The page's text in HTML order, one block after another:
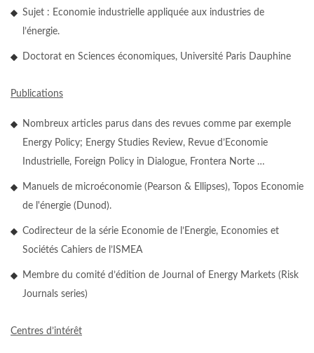
Sujet : Economie industrielle appliquée aux industries de
l’énergie.
Doctorat en Sciences économiques, Université Paris Dauphine
Publications
Nombreux articles parus dans des revues comme par exemple
Energy Policy; Energy Studies Review, Revue d’Economie
Industrielle, Foreign Policy in Dialogue, Frontera Norte …
Manuels de microéconomie (Pearson & Ellipses), Topos Economie
de l'énergie (Dunod).
Codirecteur de la série Economie de l’Energie, Economies et
Sociétés Cahiers de l’ISMEA
Membre du comité d’édition de Journal of Energy Markets (Risk
Journals series)
Centres d’intérêt